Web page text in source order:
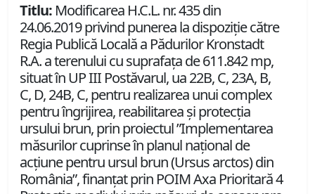
Titlu: Modificarea H.C.L. nr. 435 din
24.06.2019 privind punerea la dispoziţie către
Regia Publică Locală a Pădurilor Kronstadt
R.A. a terenului cu suprafaţa de 611.842 mp,
situat în UP III Postăvarul, ua 22B, C, 23A, B,
C, D, 24B, C, pentru realizarea unui complex
pentru îngrijirea, reabilitarea și protecția
ursului brun, prin proiectul ”Implementarea
măsurilor cuprinse în planul naţional de
acţiune pentru ursul brun (Ursus arctos) din
România”, finanţat prin POIM Axa Prioritară 4